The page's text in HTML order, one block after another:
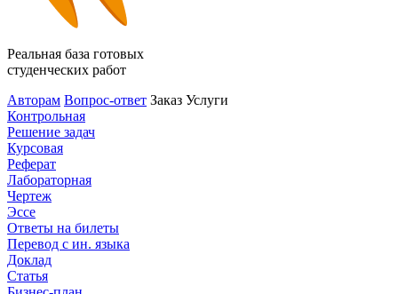
Реальная база готовых
студенческих работ
Авторам Вопрос-ответ Заказ Услуги
Контрольная
Решение задач
Курсовая
Реферат
Лабораторная
Чертеж
Эссе
Ответы на билеты
Перевод с ин. языка
Доклад
Статья